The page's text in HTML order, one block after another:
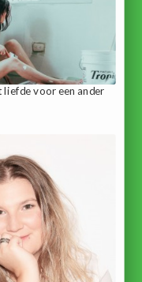
voor een ander